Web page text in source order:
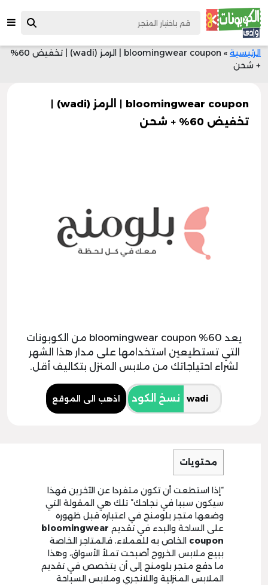
الرئيسية »
bloomingwear coupon | الرمز (wadi) | تخفيض 60%
+ شحن
bloomingwear coupon | الرمز (wadi) |
تخفيض 60% + شحن
يعد 60% bloomingwear coupon من الكوبونات
التي تستطيعين استخدامها على مدار هذا الشهر
لشراء احتياجاتك من ملابس المنزل بتكاليف أقل.
نسخ الكود اذهب الى الموقع
محتويات
“إذا استطعت أن تكون متفردا عن الآخرين فهذا
سيكون سببا في نجاحك” تلك هي المقولة التي
وضعها متجر بلومنج في اعتباره قبل ظهوره
على الساحة والبدء في تقديم bloomingwear
coupon الخاص به للعملاء، فالمتاجر الخاصة
ببيع ملابس الخروج أصبحت تملأ الأسواق، وهذا
ما دفع متجر بلومنج إلى أن يتخصص في تقديم
الملابس المنزلية واللانجري وملابس السباحة